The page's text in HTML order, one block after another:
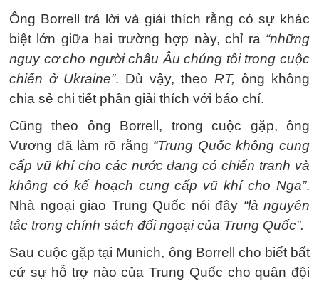
Ông Borrell trả lời và giải thích rằng có sự khác
biệt lớn giữa hai trường hợp này, chỉ ra “những
nguy cơ cho người châu Âu chúng tôi trong cuộc
chiến ở Ukraine”. Dù vậy, theo RT, ông không
chia sẻ chi tiết phần giải thích với báo chí.
Cũng theo ông Borrell, trong cuộc gặp, ông
Vương đã làm rõ rằng “Trung Quốc không cung
cấp vũ khí cho các nước đang có chiến tranh và
không có kế hoạch cung cấp vũ khí cho Nga”.
Nhà ngoại giao Trung Quốc nói đây “là nguyên
tắc trong chính sách đối ngoại của Trung Quốc”.
Sau cuộc gặp tại Munich, ông Borrell cho biết bất
cứ sự hỗ trợ nào của Trung Quốc cho quân đội